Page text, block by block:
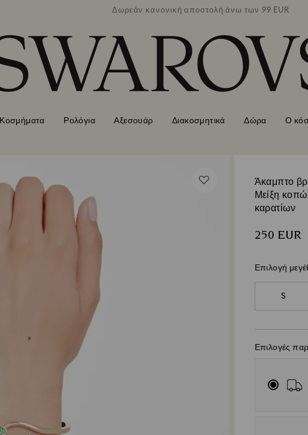
Δωρεάν κανονική αποστολή άνω των 99 EUR
Κοσμήματα Ρολόγια Αξεσουάρ Διακοσμητικά Δώρα Ο
Άκαμπτο
Μείξη
καρατίων
250 EUR
Επιλογή
S
Επιλογές